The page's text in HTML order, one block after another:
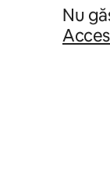
Nu